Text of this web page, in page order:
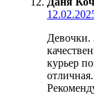
Девочки.
курьер